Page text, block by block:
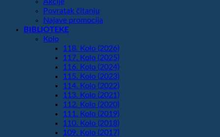
Povratak čitanju
Najave promocija
BIBLIOTEKE
Kolo
118. Kolo (2026)
117. Kolo (2025)
116. Kolo (2024)
115. Kolo (2023)
114. Kolo (2022)
113. Kolo (2021)
112. Kolo (2020)
111. Kolo (2019)
110. Kolo (2018)
109. Kolo (2017)